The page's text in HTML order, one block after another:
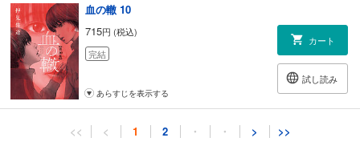
血の轍 10
715円 (税込)
完結
カート
試し読み
あらすじを表示する
血の轍 11
<< < 1 2 ・ ・ > >>